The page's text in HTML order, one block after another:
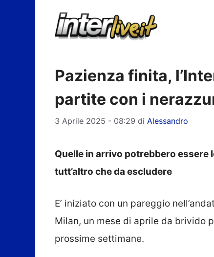
Pazienza finita,
partite con i
3 Aprile 2025 - 08:29 di Alessandro
Quelle in arrivo potrebbero essere
tutt’altro che da escludere
E’ iniziato con un pareggio
Milan, un mese di aprile da brivido
prossime settimane.